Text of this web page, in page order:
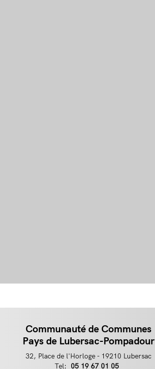
Communauté de Communes
Pays de Lubersac-Pompadour
32, Place de l'Horloge - 19210 Lubersac
Tel:
Téléphone
05 19 67 01 05